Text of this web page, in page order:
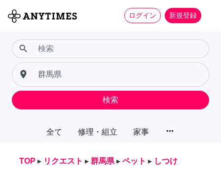
ログイン 新規登録
全て 修理・組立 家事 more_horiz
search
place
検索
TOP ▸ リクエスト ▸ 群馬県 ▸ ペット ▸ しつけ